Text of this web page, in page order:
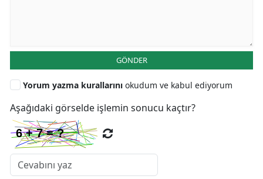
GÖNDER
Yorum yazma kurallarını okudum ve kabul ediyorum
Aşağıdaki görselde işlemin sonucu kaçtır?